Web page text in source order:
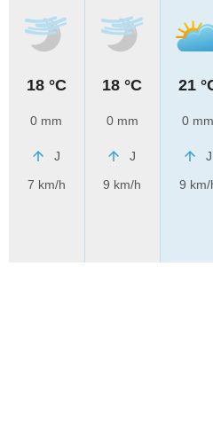
18 °C
0 mm
J
7 km/h
18 °C
0 mm
J
9 km/h
21
0 mm
J
9 km/